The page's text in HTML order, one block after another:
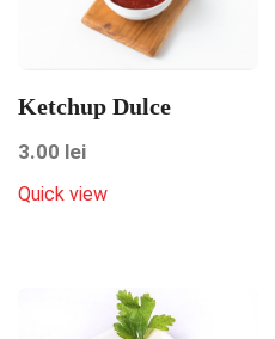
Ketchup Dulce
3.00 lei
Quick view